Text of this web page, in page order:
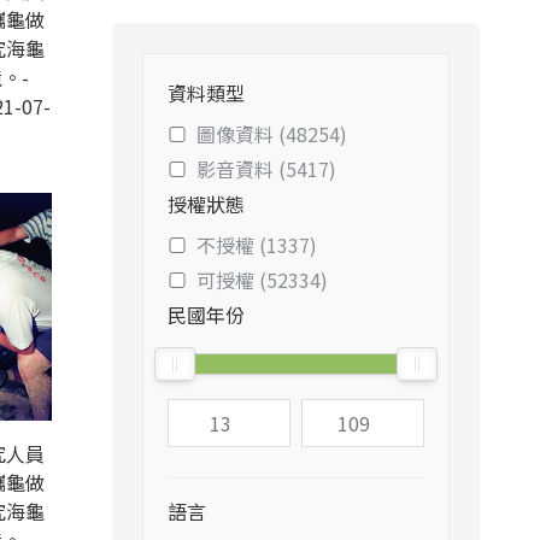
做
龜
-
07-
員
做
龜
資料類型
圖像資料 (48254)
影音資料 (5417)
授權狀態
不授權 (1337)
可授權 (52334)
民國年份
語言